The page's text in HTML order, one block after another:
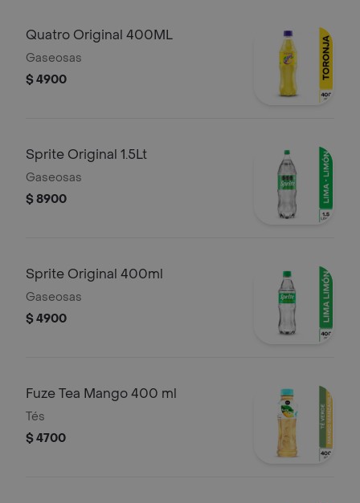
Quatro Original 400ML
Gaseosas
$ 4900
Sprite Original 1.5Lt
Gaseosas
$ 8900
Sprite Original 400ml
Gaseosas
$ 4900
Fuze Tea Mango 400 ml
Tés
$ 4700